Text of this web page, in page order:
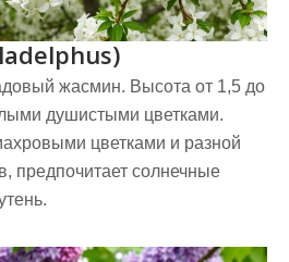
жасмин. Высота от 1,5 до
душистыми цветками.
цветками и разной
предпочитает солнечные